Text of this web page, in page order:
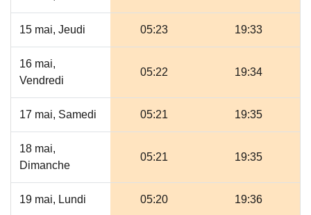
15 mai, Jeudi 05:23 19:33
16 mai,
Vendredi
05:22 19:34
17 mai, Samedi 05:21 19:35
18 mai,
Dimanche
05:21 19:35
19 mai, Lundi 05:20 19:36